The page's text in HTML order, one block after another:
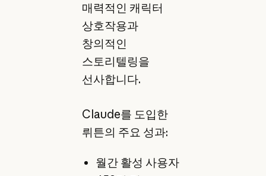
매력적인 캐릭터
상호작용과
창의적인
스토리텔링을
선사합니다.
Claude를 도입한
뤼튼의 주요 성과:
월간 활성 사용자